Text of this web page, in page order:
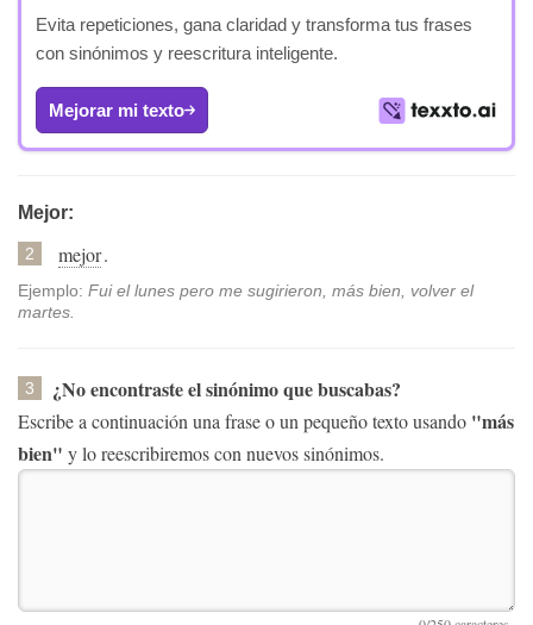
Evita repeticiones, gana claridad y transforma tus frases
con sinónimos y reescritura inteligente.
Mejorar mi texto
Mejor:
2 mejor.
Ejemplo: Fui el lunes pero me sugirieron, más bien, volver el
martes.
3 ¿No encontraste el sinónimo que buscabas?
Escribe a continuación una frase o un pequeño texto usando "más
bien" y lo reescribiremos con nuevos sinónimos.